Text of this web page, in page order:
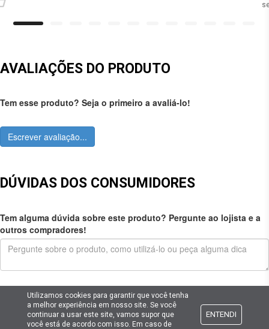
AVALIAÇÕES DO PRODUTO
Tem esse produto? Seja o primeiro a avaliá-lo!
Escrever avaliação...
DÚVIDAS DOS CONSUMIDORES
Tem alguma dúvida sobre este produto? Pergunte ao lojista e a
outros compradores!
Enviar pergunta
Utilizamos cookies para garantir que você tenha
a melhor experiência em nosso site. Se você
continuar a usar este site, vamos supor que
você está de acordo com isso. Em caso de
ENTENDI